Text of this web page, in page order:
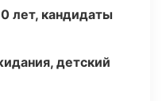
лет, кандидаты
детский